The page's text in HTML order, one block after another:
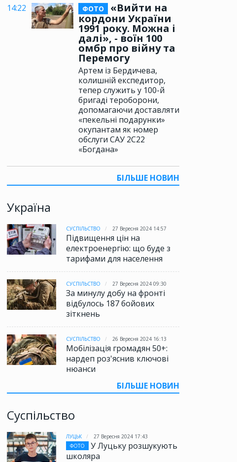
14:22 ФОТО
«Вийти на
кордони України
1991 року. Можна і
далі», - воїн 100
омбр про війну та
Перемогу
Артем із Бердичева,
колишній експедитор,
тепер служить у 100-й
бригаді тероборони,
допомагаючи доставляти
«пекельні подарунки»
окупантам як номер
обслуги САУ 2С22
«Богдана»
БІЛЬШЕ НОВИН
Україна
СУСПІЛЬСТВО 27 Вересня 2024 14:57
Підвищення цін на
електроенергію: що буде з
тарифами для населення
СУСПІЛЬСТВО 27 Вересня 2024 09:30
За минулу добу на фронті
відбулось 187 бойових
зіткнень
СУСПІЛЬСТВО 26 Вересня 2024 16:13
Мобілізація громадян 50+:
нардеп роз'яснив ключові
нюанси
БІЛЬШЕ НОВИН
Суспільство
ЛУЦЬК
27 Вересня 2024 17:43
ФОТО
У Луцьку розшукують
школяра